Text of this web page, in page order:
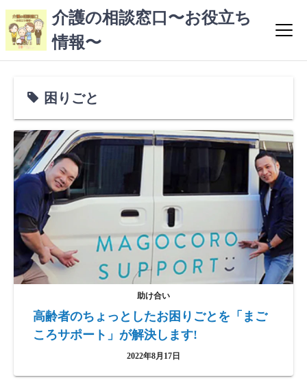
コ
ン
介護の相談窓口〜お役立ち
情報〜
困りごと
助け合い
高齢者のちょっとしたお困りごとを「まご
ころサポート」が解決します!
2022年8月17日